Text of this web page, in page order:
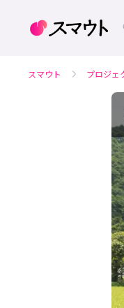
スマウト プロジェ